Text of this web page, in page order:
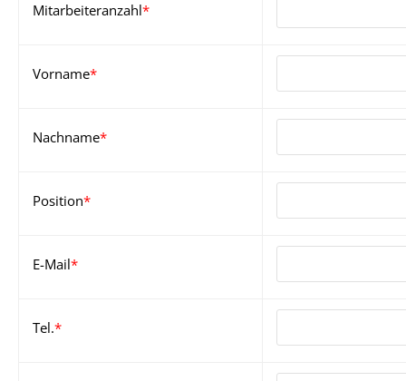
Mitarbeiteranzahl*
Vorname*
Nachname*
Position*
E-Mail*
Tel.*